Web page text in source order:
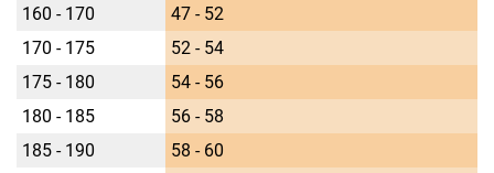
160 - 170
47 - 52
170 - 175
52 - 54
175 - 180
54 - 56
180 - 185
56 - 58
185 - 190
58 - 60